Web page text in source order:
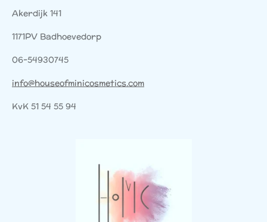
Akerdijk 141
1171PV Badhoevedorp
06-54930745
info@houseofminicosmetics.com
KvK 51 54 55 94